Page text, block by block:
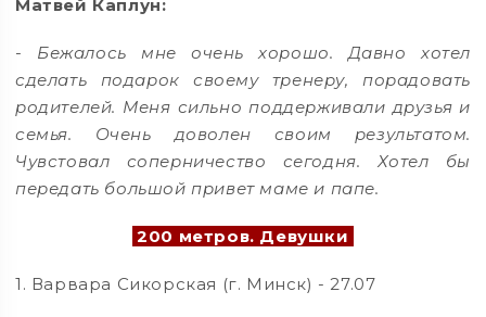
Матвей Каплун:
- Бежалось мне очень хорошо. Давно хотел
сделать подарок своему тренеру, порадовать
родителей. Меня сильно поддерживали друзья и
семья. Очень доволен своим результатом.
Чувстовал соперничество сегодня. Хотел бы
передать большой привет маме и папе.
200 метров. Девушки
1. Варвара Сикорская (г. Минск) - 27.07